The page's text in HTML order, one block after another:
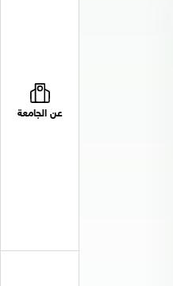
عن الجامعة